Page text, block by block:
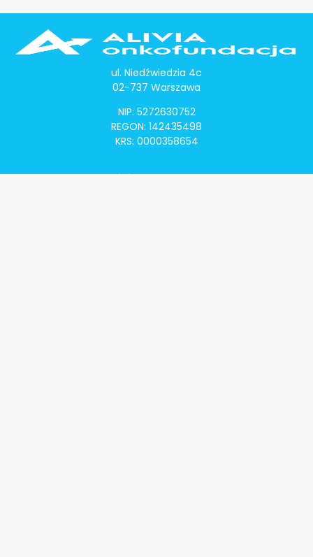
ul. Niedźwiedzia 4c
02-737 Warszawa
NIP: 5272630752
REGON: 142435498
KRS: 0000358654
Alivia Onkomapa